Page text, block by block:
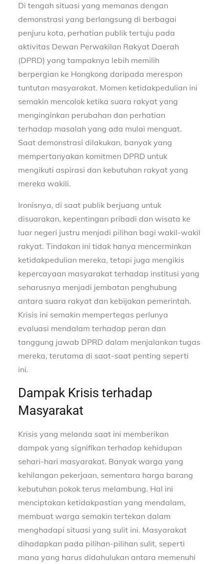
Di tengah situasi yang memanas dengan
demonstrasi yang berlangsung di berbagai
penjuru kota, perhatian publik tertuju pada
aktivitas Dewan Perwakilan Rakyat Daerah
(DPRD) yang tampaknya lebih memilih
berpergian ke Hongkong daripada merespon
tuntutan masyarakat. Momen ketidakpedulian ini
semakin mencolok ketika suara rakyat yang
menginginkan perubahan dan perhatian
terhadap masalah yang ada mulai menguat.
Saat demonstrasi dilakukan, banyak yang
mempertanyakan komitmen DPRD untuk
mengikuti aspirasi dan kebutuhan rakyat yang
mereka wakili.
Ironisnya, di saat publik berjuang untuk
disuarakan, kepentingan pribadi dan wisata ke
luar negeri justru menjadi pilihan bagi wakil-wakil
rakyat. Tindakan ini tidak hanya mencerminkan
ketidakpedulian mereka, tetapi juga mengikis
kepercayaan masyarakat terhadap institusi yang
seharusnya menjadi jembatan penghubung
antara suara rakyat dan kebijakan pemerintah.
Krisis ini semakin mempertegas perlunya
evaluasi mendalam terhadap peran dan
tanggung jawab DPRD dalam menjalankan tugas
mereka, terutama di saat-saat penting seperti
ini.
Dampak Krisis terhadap
Masyarakat
Krisis yang melanda saat ini memberikan
dampak yang signifikan terhadap kehidupan
sehari-hari masyarakat. Banyak warga yang
kehilangan pekerjaan, sementara harga barang
kebutuhan pokok terus melambung. Hal ini
menciptakan ketidakpastian yang mendalam,
membuat warga semakin tertekan dalam
menghadapi situasi yang sulit ini. Masyarakat
dihadapkan pada pilihan-pilihan sulit, seperti
mana yang harus didahulukan antara memenuhi